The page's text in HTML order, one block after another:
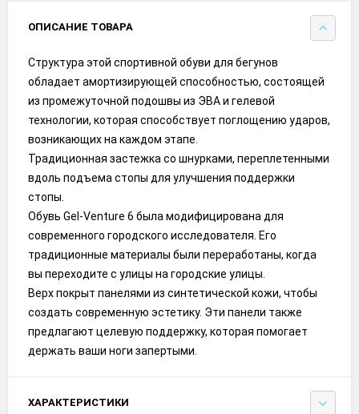
ОПИСАНИЕ ТОВАРА
Структура этой спортивной обуви для бегунов
обладает амортизирующей способностью, состоящей
из промежуточной подошвы из ЭВА и гелевой
технологии, которая способствует поглощению ударов,
возникающих на каждом этапе.
Традиционная застежка со шнурками, переплетенными
вдоль подъема стопы для улучшения поддержки
стопы.
Обувь Gel-Venture 6 была модифицирована для
современного городского исследователя. Его
традиционные материалы были переработаны, когда
вы переходите с улицы на городские улицы.
Верх покрыт панелями из синтетической кожи, чтобы
создать современную эстетику. Эти панели также
предлагают целевую поддержку, которая помогает
держать ваши ноги запертыми.
ХАРАКТЕРИСТИКИ